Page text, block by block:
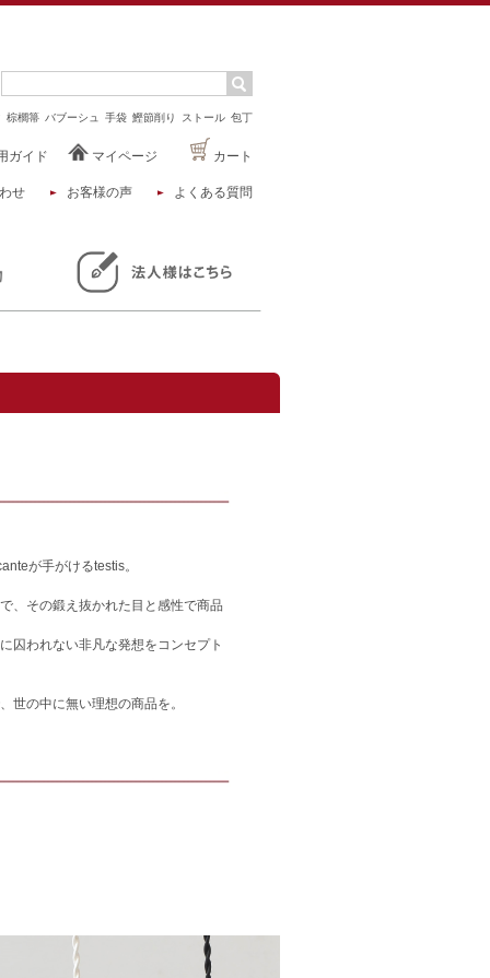
棕櫚箒 バブーシュ 手袋 鰹節削り ストール 包丁
ガイド マイページ カート
せ お客様の声 よくある質問
が手がけるtestis。
、その鍛え抜かれた目と感性で商品
囚われない非凡な発想をコンセプト
世の中に無い理想の商品を。